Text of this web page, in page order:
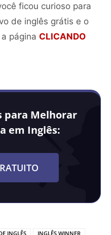
ficou curioso para
de inglês grátis e o
página CLICANDO
para Melhorar
em Inglês:
INGLÊS
INGLÊS WINNER